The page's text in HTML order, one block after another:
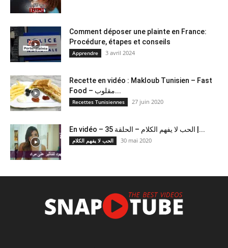
Comment déposer une plainte en France:
Procédure, étapes et conseils
Apprendre 3 avril 2024
Recette en vidéo : Makloub Tunisien – Fast
Food – مقلوب...
Recettes Tunisiennes 27 juin 2020
En vidéo – الحب لا يفهم الكلام – الحلقة 35 |...
الحب لا يفهم الكلام 30 mai 2020